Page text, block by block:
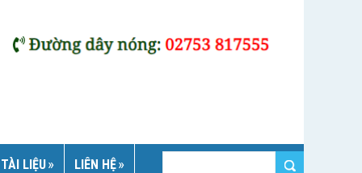
TÀI LIỆU LIÊN HỆ